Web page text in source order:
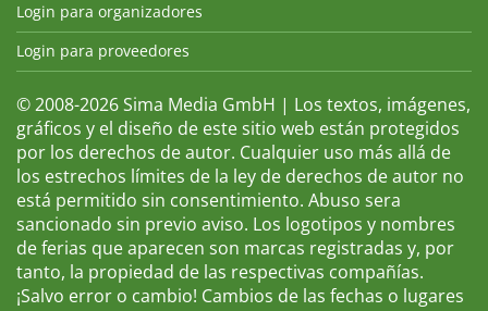
Login para organizadores
Login para proveedores
© 2008-2026 Sima Media GmbH | Los textos, imágenes,
gráficos y el diseño de este sitio web están protegidos
por los derechos de autor. Cualquier uso más allá de
los estrechos límites de la ley de derechos de autor no
está permitido sin consentimiento. Abuso sera
sancionado sin previo aviso. Los logotipos y nombres
de ferias que aparecen son marcas registradas y, por
tanto, la propiedad de las respectivas compañías.
¡Salvo error o cambio! Cambios de las fechas o lugares